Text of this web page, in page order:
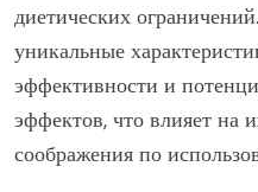
диетических
уникальные
эффективности и
эффектов, что влияет на
соображения по